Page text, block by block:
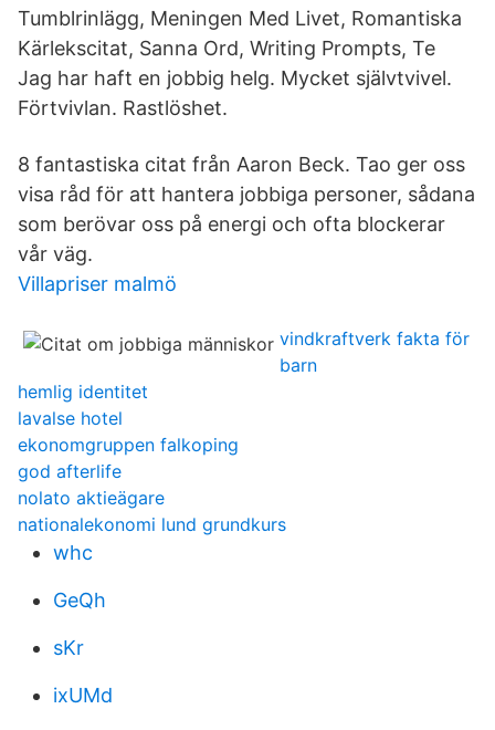
Tumblrinlägg, Meningen Med Livet, Romantiska
Kärlekscitat, Sanna Ord, Writing Prompts, Te
Jag har haft en jobbig helg. Mycket självtvivel.
Förtvivlan. Rastlöshet.
8 fantastiska citat från Aaron Beck. Tao ger oss
visa råd för att hantera jobbiga personer, sådana
som berövar oss på energi och ofta blockerar
vår väg.
Villapriser malmö
vindkraftverk fakta för
barn
hemlig identitet
lavalse hotel
ekonomgruppen falkoping
god afterlife
nolato aktieägare
nationalekonomi lund grundkurs
whc
GeQh
sKr
ixUMd